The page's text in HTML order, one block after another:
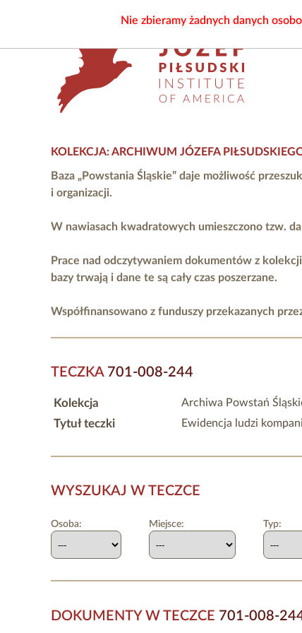
KOLEKCJA: ARCHIWUM JÓZEFA
Baza „Powstania Śląskie” daje możliwość
i organizacji.
W nawiasach kwadratowych umieszczono tzw.
Prace nad odczytywaniem dokumentów z
bazy trwają i dane te są cały czas poszerzane.
Współfinansowano z funduszy przekazanych
TECZKA 701-008-244
Kolekcja Archiwa Powstań
Tytuł teczki Ewidencja ludzi
WYSZUKAJ W TECZCE
Osoba: Miejsce: Typ:
DOKUMENTY W TECZCE 701-008-
Nie zbieramy żadnych danych